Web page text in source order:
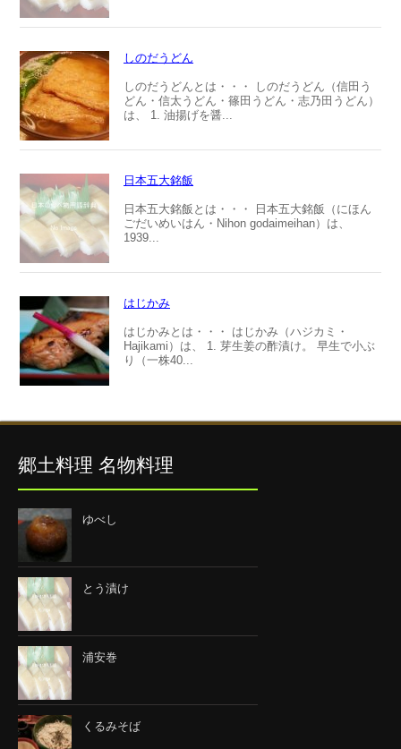
しのだうどん
しのだうどんとは・・・ しのだうどん（信田う
どん・信太うどん・篠田うどん・志乃田うどん）
は、 1. 油揚げを醤...
日本五大銘飯
日本五大銘飯とは・・・ 日本五大銘飯（にほん
ごだいめいはん・Nihon godaimeihan）は、
1939...
はじかみ
はじかみとは・・・ はじかみ（ハジカミ・
Hajikami）は、 1. 芽生姜の酢漬け。 早生で小ぶ
り（一株40...
郷土料理 名物料理
ゆべし
とう漬け
浦安巻
くるみそば